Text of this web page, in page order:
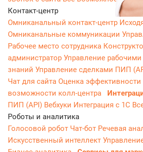
Контакт-центр
Омниканальный контакт-центр
Омниканальные коммуникации
Рабочее место сотрудника
администратор Управление рабочими
знаний Управление сделками ПИП
Чат для сайта Оценка эффективности
возможности колл-центра
ПИП (API) Вебхуки Интеграция с 1С
Роботы и аналитика
Голосовой робот Чат-бот Речевая
Искусственный интеллект